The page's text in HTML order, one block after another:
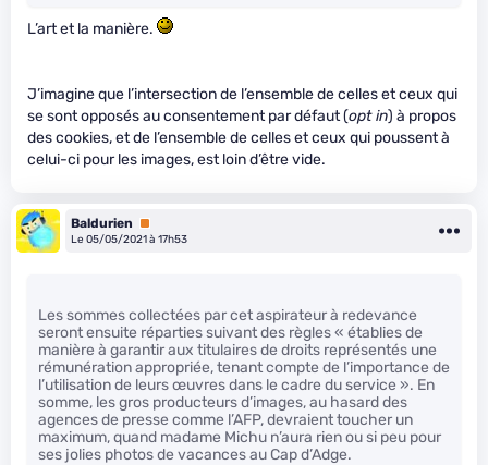
L’art et la manière.
J’imagine que l’intersection de l’ensemble de celles et ceux qui
se sont opposés au consentement par défaut (opt in) à propos
des cookies, et de l’ensemble de celles et ceux qui poussent à
celui-ci pour les images, est loin d’être vide.
Baldurien
Premium
Le 05/05/2021 à 17h53
Les sommes collectées par cet aspirateur à redevance
seront ensuite réparties suivant des règles « établies de
manière à garantir aux titulaires de droits représentés une
rémunération appropriée, tenant compte de l’importance de
l’utilisation de leurs œuvres dans le cadre du service ». En
somme, les gros producteurs d’images, au hasard des
agences de presse comme l’AFP, devraient toucher un
maximum, quand madame Michu n’aura rien ou si peu pour
ses jolies photos de vacances au Cap d’Adge.